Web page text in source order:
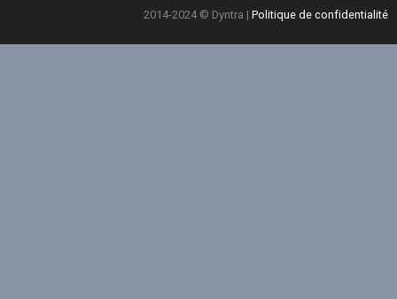
2014-2024 © Dyntra | Politique de confidentialité